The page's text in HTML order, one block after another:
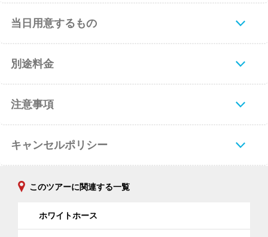
当日用意するもの
別途料金
注意事項
キャンセルポリシー
このツアーに関連する一覧
ホワイトホース